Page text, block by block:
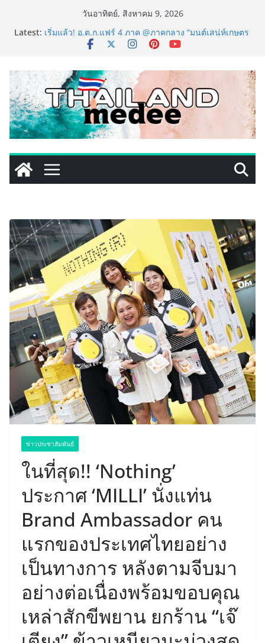
วันอาทิตย์, สิงหาคม 9, 2026
Latest: เริ่มแล้ว! อ.ต.ก.แฟร์ 4 ภาค @ภาคกลาง “มนต์เสน่ห์เกษตร
ไทย สู่ใจกลางมหานคร” ชวนชิม ช้อป สินค้าเกษตร
ททท. ประกาศความสำเร็จ Village to the World Season
5 ผนึก 9 พันธมิตร ขับเคลื่อน ESG Tourism สืบสานพระ
ราชปณิธาน สร้างคุณค่าการท่องเที่ยวไทยอย่างยั่งยืน
เหิงลี่ แมนูแฟคเจอริ่ง เทคโนโลยี (ไทยแลนด์) เปิดโรงงาน
แห่งใหม่ในชลบุรี เดินหน้าขยายฐานการผลิตสู่เอเชียตะวัน
ออกเฉียงใต้ เสริมแกร่งยุทธศาสตร์ระดับโลก
LORDNINE จัดศึกคนดังสายเกม ไทย ปะทะ ฟิลิปปินส์ ใน
“Rise of the Tenth Lord” เปิดสงครามกิลด์ข้ามประเทศ
ฉลองเซิร์ฟเวอร์ใหม่ เฮเลนา
PIPPER STANDARD® เปิดตัวแชมพูอาบน้ำ และ โฟมอาบ
แห้งสัตว์เลี้ยง ชูนวัตกรรมพลังธรรมชาติ “Zero-Residue”
ข่าวประชาสัมพันธ์
ในที่สุด!! ‘Nothing’
ประกาศ ‘MILLI’ นั่งแท่น
Brand Ambassador คน
แรกของประเทศไทยอย่าง
เป็นทางการ หลังตามจีบมา
อย่างต่อเนื่องพร้อมขอบคุณ
เหล่าสักขีพยาน ยกร้าน “เจ๊